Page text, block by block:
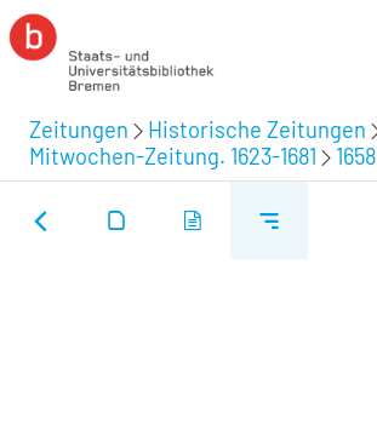
Zeitungen Historische Zeitungen
Mitwochen-Zeitung. 1623-1681
1658